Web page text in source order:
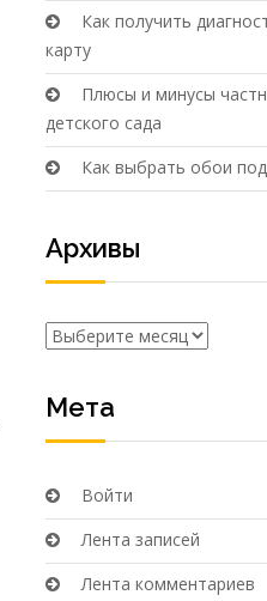
Как получить
карту
Плюсы и минусы
детского сада
Как выбрать обои
Архивы
Архивы
Мета
Войти
Лента записей
Лента комментариев